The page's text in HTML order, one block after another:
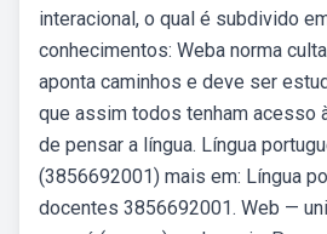
interacional, o qual é subdivido
conhecimentos: Weba norma
aponta caminhos e deve ser
que assim todos tenham acesso
de pensar a língua. Língua
(3856692001) mais em: Língua
docentes 3856692001. Web —